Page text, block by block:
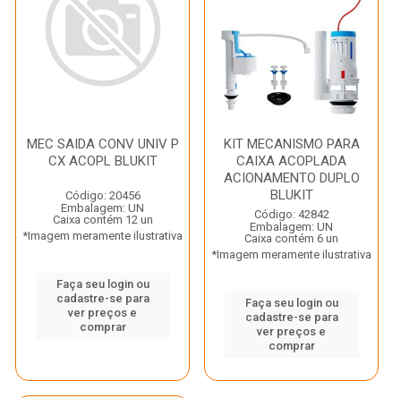
MEC SAIDA CONV UNIV P
CX ACOPL BLUKIT
Código: 20456
Embalagem: UN
Caixa contém 12 un
*Imagem meramente ilustrativa
Faça seu login ou
cadastre-se para
ver preços e
comprar
KIT MECANISMO PARA
CAIXA ACOPLADA
ACIONAMENTO DUPLO
BLUKIT
Código: 42842
Embalagem: UN
Caixa contém 6 un
*Imagem meramente ilustrativa
Faça seu login ou
cadastre-se para
ver preços e
comprar